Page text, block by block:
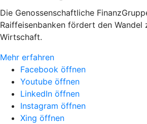
Die Genossenschaftliche
Raiffeisenbanken fördert den Wandel
Wirtschaft.
Mehr erfahren
Facebook öffnen
Youtube öffnen
LinkedIn öffnen
Instagram öffnen
Xing öffnen